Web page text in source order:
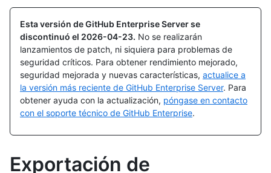
Esta versión de GitHub Enterprise Server se
discontinuó el 2026-04-23. No se realizarán
lanzamientos de patch, ni siquiera para problemas de
seguridad críticos. Para obtener rendimiento mejorado,
seguridad mejorada y nuevas características, actualice a
la versión más reciente de GitHub Enterprise Server. Para
obtener ayuda con la actualización, póngase en contacto
con el soporte técnico de GitHub Enterprise.
Exportación de